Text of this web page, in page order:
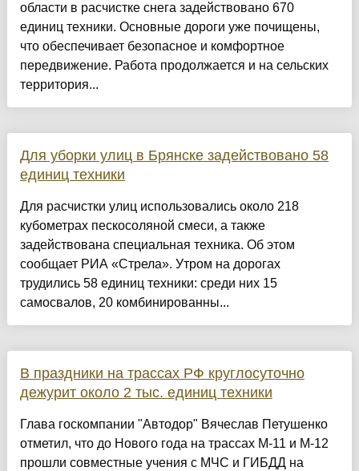
области в расчистке снега задействовано 670
единиц техники. Основные дороги уже почищены,
что обеспечивает безопасное и комфортное
передвижение. Работа продолжается и на сельских
территория...
Для уборки улиц в Брянске задействовано 58
единиц техники
Для расчистки улиц использовались около 218
кубометрах пескосоляной смеси, а также
задействована специальная техника. Об этом
сообщает РИА «Стрела». Утром на дорогах
трудились 58 единиц техники: среди них 15
самосвалов, 20 комбинированны...
В праздники на трассах РФ круглосуточно
дежурит около 2 тыс. единиц техники
Глава госкомпании "Автодор" Вячеслав Петушенко
отметил, что до Нового года на трассах М-11 и М-12
прошли совместные учения с МЧС и ГИБДД на